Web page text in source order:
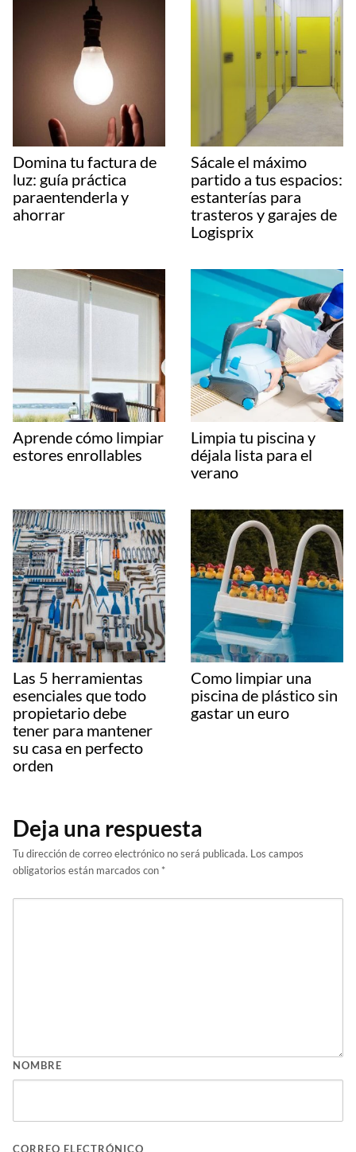
Domina tu factura de
luz: guía práctica
paraentenderla y
ahorrar
Sácale el máximo
partido a tus espacios:
estanterías para
trasteros y garajes de
Logisprix
Aprende cómo limpiar
estores enrollables
Limpia tu piscina y
déjala lista para el
verano
Las 5 herramientas
esenciales que todo
propietario debe
tener para mantener
su casa en perfecto
orden
Como limpiar una
piscina de plástico sin
gastar un euro
Deja una respuesta
Tu dirección de correo electrónico no será publicada. Los campos
obligatorios están marcados con *
NOMBRE
CORREO ELECTRÓNICO